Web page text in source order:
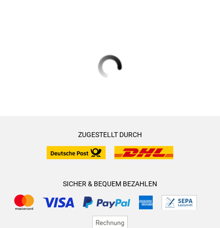
ZUGESTELLT DURCH
SICHER & BEQUEM BEZAHLEN